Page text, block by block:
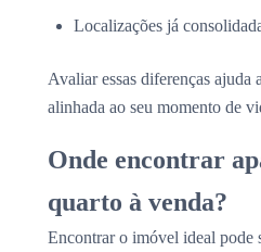
Localizações já
Avaliar essas diferenças ajuda
alinhada ao seu momento de
Onde encontrar
quarto à venda?
Encontrar o imóvel ideal pode